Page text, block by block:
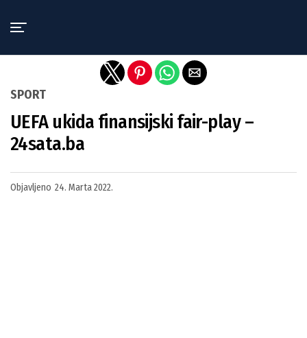
SPORT
UEFA ukida finansijski fair-play –
24sata.ba
Objavljeno 24. Marta 2022.